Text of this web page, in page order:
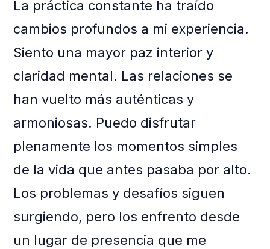
La práctica constante ha traído
cambios profundos a mi experiencia.
Siento una mayor paz interior y
claridad mental. Las relaciones se
han vuelto más auténticas y
armoniosas. Puedo disfrutar
plenamente los momentos simples
de la vida que antes pasaba por alto.
Los problemas y desafíos siguen
surgiendo, pero los enfrento desde
un lugar de presencia que me